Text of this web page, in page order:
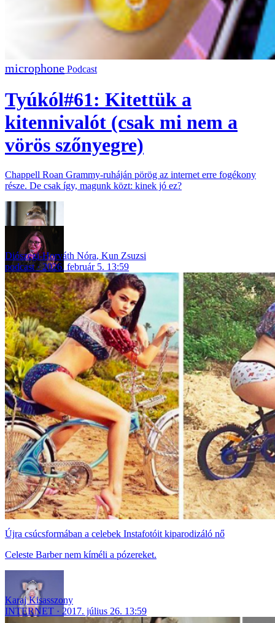
Podcast
Tyúkól#61: Kitettük a
kitennivalót (csak mi nem a
vörös szőnyegre)
Chappell Roan Grammy-ruháján pörög az internet erre fogékony
része. De csak így, magunk közt: kinek jó ez?
Diószegi-Horváth Nóra, Kun Zsuzsi
podcast
2026. február 5. 13:59
Újra csúcsformában a celebek Instafotóit kiparodizáló nő
Celeste Barber nem kíméli a pózereket.
Karaj Kisasszony
INTERNET
2017. július 26. 13:59